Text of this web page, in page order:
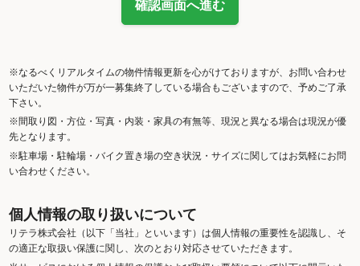
確認画面へ進む
※なるべくリアルタイムの物件情報更新を心がけておりますが、お問い合わせ
いただいた物件が万が一募集終了している場合もございますので、予めご了承
下さい。
※間取り図・方位・写真・内装・家具の有無等、現況と異なる場合は現況が優
先となります。
※駐車場・駐輪場・バイク置き場の空き状況・サイズに関してはお気軽にお問
い合わせください。
個人情報の取り扱いについて
リテラ株式会社（以下「当社」といいます）は個人情報の重要性を認識し、そ
の適正な取扱い保護に関し、次のとおり対応させていただきます。